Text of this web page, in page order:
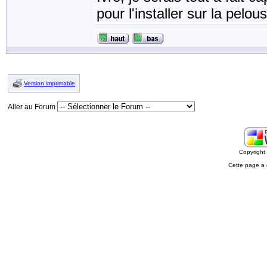
pour l'installer sur la
Version imprimable
Aller au Forum
Cette page a